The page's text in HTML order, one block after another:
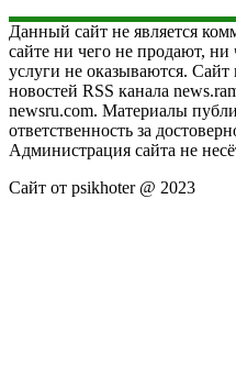
Данный сайт не является
сайте ни чего не продают,
услуги не оказываются. Сайт
новостей RSS канала
newsru.com. Материалы
ответственность за
Администрация сайта не
Сайт от psikhoter @ 2023